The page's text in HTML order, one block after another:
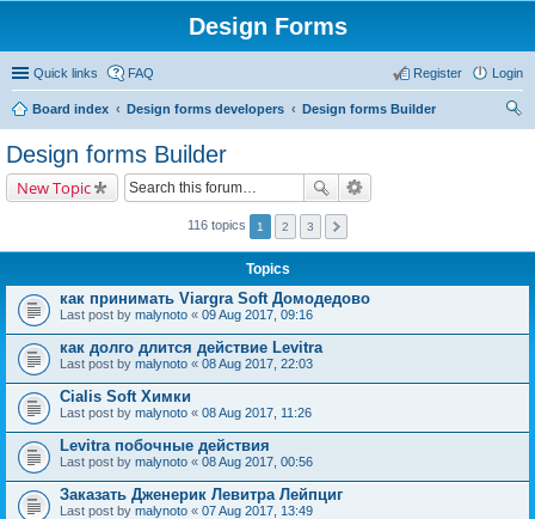
Design Forms
Quick links FAQ Login
Register
Board index Design forms developers
Design forms Builder
Design forms Builder
New Topic
116 topics 1 2 3
Topics
как принимать Viargra Soft Домодедово
Last post by malynoto « 09 Aug 2017, 09:16
как долго длится действие Levitra
Last post by malynoto « 08 Aug 2017, 22:03
Cialis Soft Химки
Last post by malynoto « 08 Aug 2017, 11:26
Levitra побочные действия
Last post by malynoto « 08 Aug 2017, 00:56
Заказать Дженерик Левитра Лейпциг
Last post by malynoto « 07 Aug 2017, 13:49